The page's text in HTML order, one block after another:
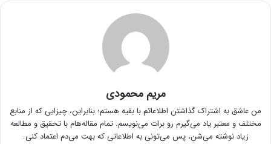
مریم محمودی
من عاشق به اشتراک گذاشتن اطلاعاتم با بقیه هستم؛ بنابراین، چیزایی که از منابع
مختلف و معتبر یاد می‌گیرم رو برات می‌نویسم. تمام مقاله‌هام با تحقیق و مطالعه
زیاد نوشته می‌شن، پس می‌تونی به اطلاعاتی که بهت می‌دم اعتماد کنی.